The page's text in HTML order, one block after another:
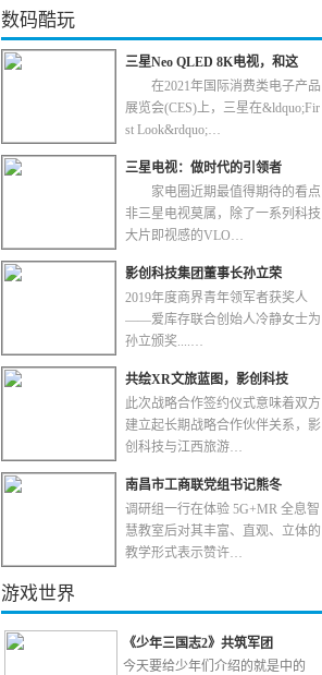
数码酷玩
三星Neo QLED 8K电视，和这
在2021年国际消费类电子产品
展览会(CES)上，三星在&ldquo;Fir
st Look&rdquo;…
三星电视：做时代的引领者
家电圈近期最值得期待的看点
非三星电视莫属，除了一系列科技
大片即视感的VLO…
影创科技集团董事长孙立荣
2019年度商界青年领军者获奖人
——爱库存联合创始人冷静女士为
孙立颁奖....…
共绘XR文旅蓝图，影创科技
此次战略合作签约仪式意味着双方
建立起长期战略合作伙伴关系，影
创科技与江西旅游…
南昌市工商联党组书记熊冬
调研组一行在体验 5G+MR 全息智
慧教室后对其丰富、直观、立体的
教学形式表示赞许…
游戏世界
《少年三国志2》共筑军团
今天要给少年们介绍的就是中的